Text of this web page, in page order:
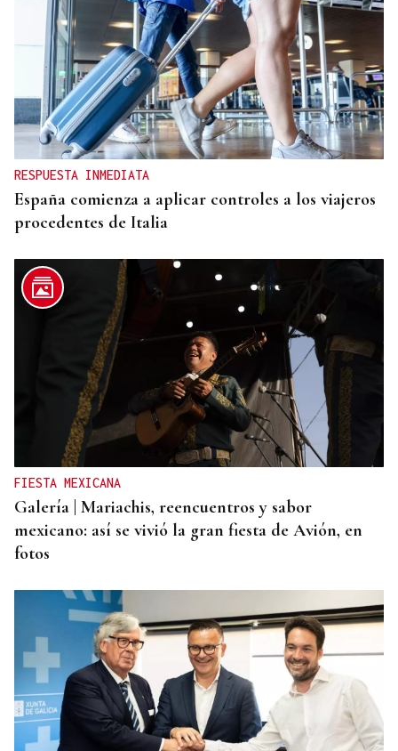
CANEDO
Un herido en la colisión entre dos coches en la
entrada a las termas de Outariz
RESPUESTA INMEDIATA
España comienza a aplicar controles a los viajeros
procedentes de Italia
FIESTA MEXICANA
Galería | Mariachis, reencuentros y sabor
mexicano: así se vivió la gran fiesta de Avión, en
fotos